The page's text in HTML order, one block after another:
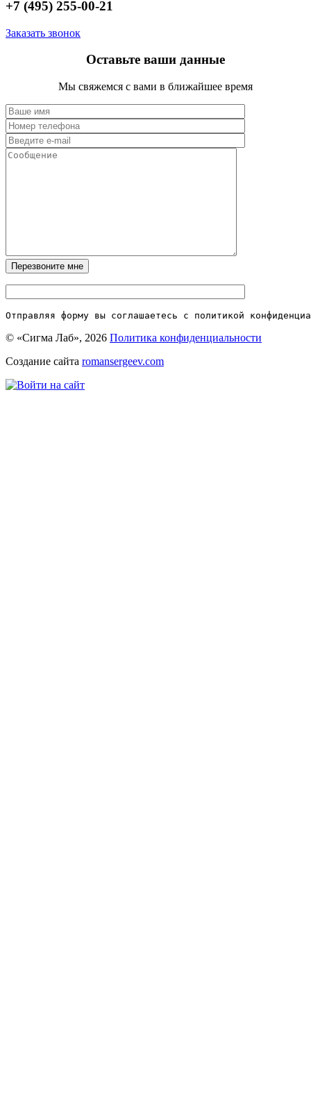
+7 (495) 255-00-21
Заказать звонок
Оставьте ваши данные
Мы свяжемся с вами в ближайшее время
Отправляя форму вы соглашаетесь с политикой
© «Сигма Лаб», 2026 Политика конфиденциальности
Создание сайта romansergeev.com